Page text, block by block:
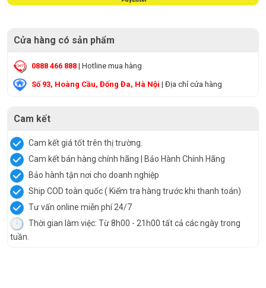
Cửa hàng có sản phẩm
0888 466 888 | Hotline mua hàng
Số 93, Hoàng Cầu, Đống Đa, Hà Nội | Địa chỉ cửa hàng
Cam kết
Cam kết giá tốt trên thị trường.
Cam kết bán hàng chính hãng | Bảo Hành Chính Hãng
Bảo hành tận nơi cho doanh nghiệp
Ship COD toàn quốc ( Kiểm tra hàng trước khi thanh toán)
Tư vấn online miễn phí 24/7
Thời gian làm việc: Từ 8h00 - 21h00 tất cả các ngày trong
tuần.